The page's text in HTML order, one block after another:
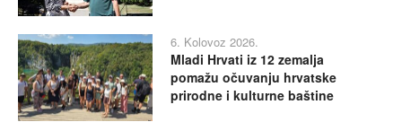
6. Kolovoz 2026.
Mladi Hrvati iz 12 zemalja
pomažu očuvanju hrvatske
prirodne i kulturne baštine